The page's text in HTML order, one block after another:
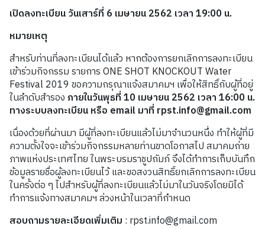
เปิดลงทะเบียน วันเสาร์ที่ 6 เมษายน 2562 เวลา 19:00 น.
หมายเหตุ
สำหรับท่านที่ลงทะเบียนได้แล้ว หากต้องการยกเลิกการลงทะเบียน
เข้าร่วมกิจกรรม รายการ ONE SHOT KNOCKOUT Water
Festival 2019 ขอความกรุณาแจ้งสมาคมฯ เพื่อให้สิทธิ์กับผู้ที่อยู่
ในลำดับสำรองภายในวันพุธที่10 เมษายน 2562 เวลา 16:00 น.
ทางระบบลงทะเบียน หรือ email มาที่ rpst.info@gmail.com
เนื่องด้วยที่ผ่านมา มีผู้ที่ลงทะเบียนแล้วไม่มาจำนวนหนึ่ง ทำให้ผู้ที่มี
ความตั้งใจจะเข้าร่วมกิจกรรมหลายท่านขาดโอกาสไป สมาคมถ่าย
ภาพแห่งประเทศไทย ในพระบรมราชูปถัมภ์ จึงได้ทำการเก็บบันทึก
ข้อมูลรายชื่อผู้ลงทะเบียนไว้ และขอสงวนสิทธิ์ยกเลิกการลงทะเบียน
ในครั้งต่อ ๆ ไปสำหรับผู้ที่ลงทะเบียนแล้วไม่มาในวันจริงโดยมิได้
ทำการแจ้งทางสมาคมฯ ล่วงหน้าในเวลาที่กำหนด
สอบถามรายละเอียดเพิ่มเติม : rpst.info@gmail.com